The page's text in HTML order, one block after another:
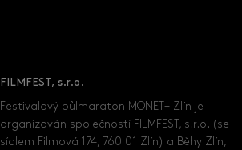
FILMFEST, s.r.o.
Festivalový půlmaraton MONET+ Zlín je
organizován společností FILMFEST, s.r.o. (se
sídlem Filmová 174, 760 01 Zlín) a Běhy Zlín,